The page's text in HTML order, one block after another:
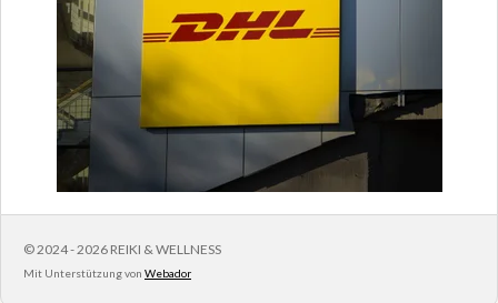
© 2024 - 2026 REIKI & WELLNESS
Mit Unterstützung von Webador